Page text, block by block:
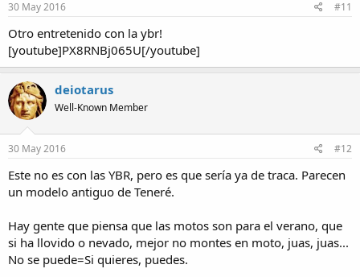
30 May 2016 #11
Otro entretenido con la ybr!
[youtube]PX8RNBj065U[/youtube]
deiotarus
Well-Known Member
30 May 2016 #12
Este no es con las YBR, pero es que sería ya de traca. Parecen
un modelo antiguo de Teneré.
Hay gente que piensa que las motos son para el verano, que
si ha llovido o nevado, mejor no montes en moto, juas, juas...
No se puede=Si quieres, puedes.